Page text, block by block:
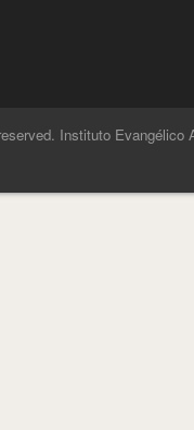
Instituto Evangélico